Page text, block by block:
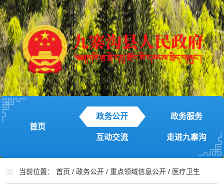
首页
政务公开 政务服务
互动交流 走进九寨沟
当前位置：首页 /政务公开 /重点领域信息公开 / 医疗卫生